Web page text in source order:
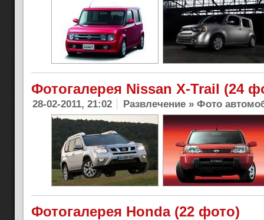
Фотогалерея Nissan X-Trail (24
28-02-2011, 21:02 Развлечение » Фото
Фотогалерея Honda (22 фото)